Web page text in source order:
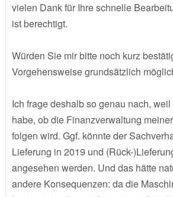
vielen Dank für Ihre schnelle
ist berechtigt.
Würden Sie mir bitte noch kurz
Vorgehensweise grundsätzlich
Ich frage deshalb so genau nach,
habe, ob die Finanzverwaltung
folgen wird. Ggf. könnte der
Lieferung in 2019 und (Rück-
angesehen werden. Und das hätte
andere Konsequenzen: da die